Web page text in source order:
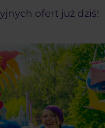
ofert już dziś!